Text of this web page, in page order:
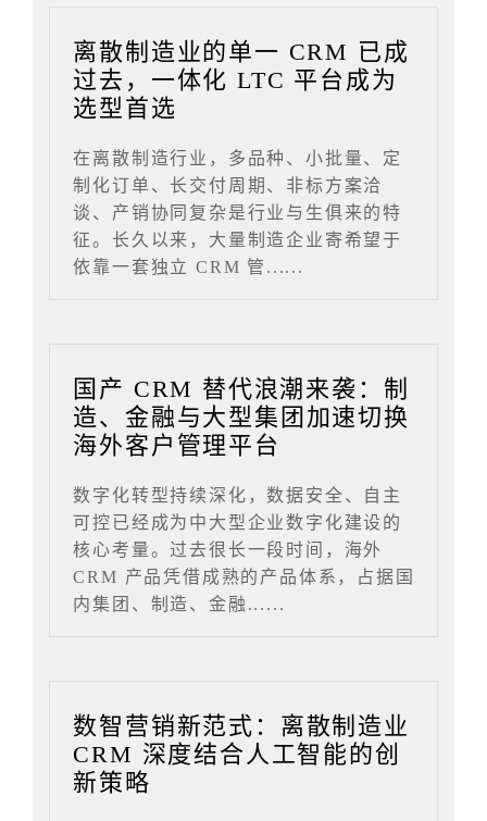
离散制造业的单一 CRM 已成
过去，一体化 LTC 平台成为
选型首选
在离散制造行业，多品种、小批量、定
制化订单、长交付周期、非标方案洽
谈、产销协同复杂是行业与生俱来的特
征。长久以来，大量制造企业寄希望于
依靠一套独立 CRM 管......
国产 CRM 替代浪潮来袭：制
造、金融与大型集团加速切换
海外客户管理平台
数字化转型持续深化，数据安全、自主
可控已经成为中大型企业数字化建设的
核心考量。过去很长一段时间，海外
CRM 产品凭借成熟的产品体系，占据国
内集团、制造、金融......
数智营销新范式：离散制造业
CRM 深度结合人工智能的创
新策略